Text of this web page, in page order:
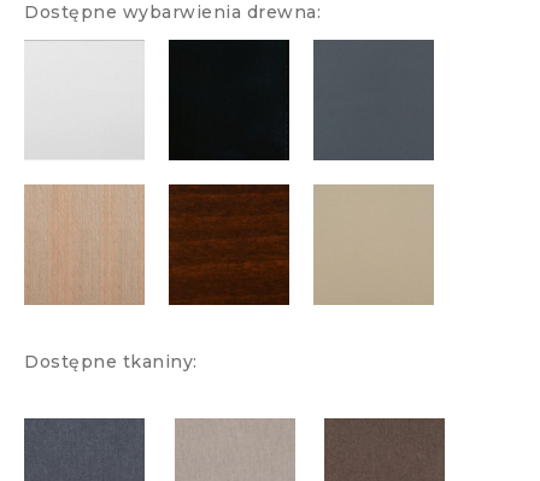
Dostępne wybarwienia drewna:
Dostępne tkaniny: